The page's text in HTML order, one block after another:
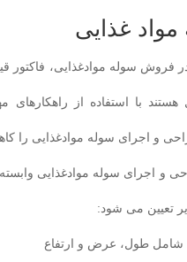
غذایی
در فروش سوله موادغذایی،
هستند با استفاده از
و اجرای سوله موادغذایی را
و اجرای سوله موادغذایی وابسته
تعیین می شود:
شامل طول، عرض و ارتفاع